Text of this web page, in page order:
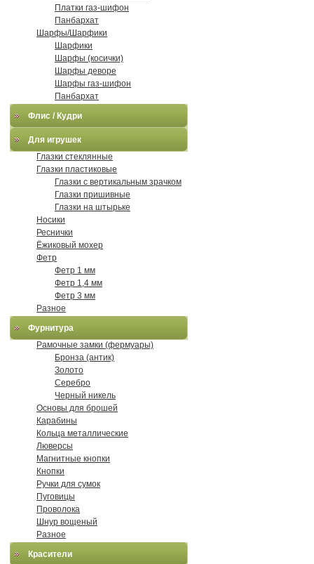
Платки газ-шифон
Панбархат
Шарфы/Шарфики
Шарфики
Шарфы (косички)
Шарфы деворе
Шарфы газ-шифон
Панбархат
Флис / Кудри
Для игрушек
Глазки стеклянные
Глазки пластиковые
Глазки с вертикальным зрачком
Глазки пришивные
Глазки на штырьке
Носики
Реснички
Ёжиковый мохер
Фетр
Фетр 1 мм
Фетр 1,4 мм
Фетр 3 мм
Разное
Фурнитура
Рамочные замки (фермуары)
Бронза (антик)
Золото
Серебро
Черный никель
Основы для брошей
Карабины
Кольца металлические
Люверсы
Магнитные кнопки
Кнопки
Ручки для сумок
Пуговицы
Проволока
Шнур вощеный
Разное
Красители